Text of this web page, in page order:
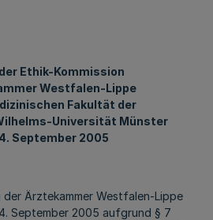
Ethik-Kommission
Westfalen-Lippe
Fakultät der
Universität Münster
September 2005
der Ärztekammer Westfalen-Lippe
September 2005 aufgrund § 7